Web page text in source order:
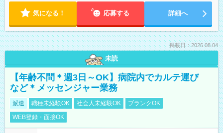
気になる！ 応募する 詳細へ
掲載日：2026.08.04
未読
【年齢不問＊週3日～OK】病院内でカルテ運び
など＊メッセンジャー業務
派遣 職種未経験OK 社会人未経験OK
ブランクOK
WEB登録・面接OK